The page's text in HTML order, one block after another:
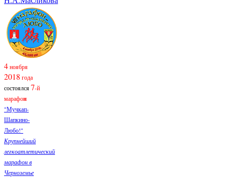
4ноября
2018 года
состоялся7-й
марафон
"Мучкап-
Шапкино-
Любо!"
Крупнейший
легкоатлетический
марафон в
Черноземье